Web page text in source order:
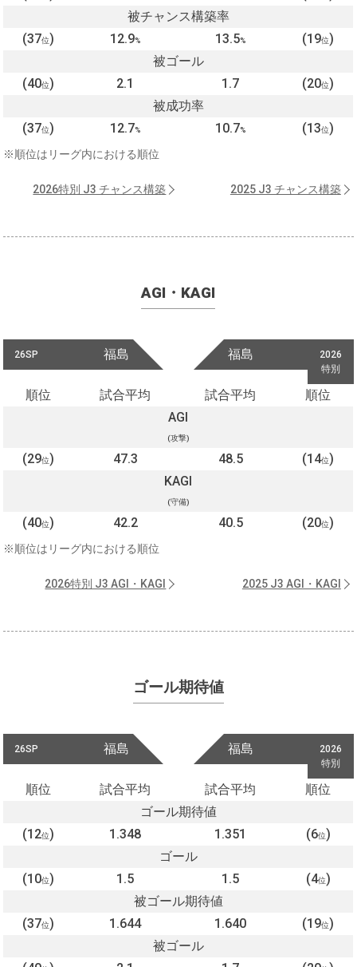
被チャンス構築率
(37位) 12.9% 13.5% (19位)
被ゴール
(40位) 2.1 1.7 (20位)
被成功率
(37位) 12.7% 10.7% (13位)
※順位はリーグ内における順位
2026特別 J3 チャンス構築 2025 J3 チャンス構築
AGI・KAGI
26SP 福島
2026
特別
福島
順位 試合平均 試合平均
順位
AGI
(攻撃)
(29位) 47.3 48.5 (14位)
KAGI
(守備)
(40位) 42.2 40.5 (20位)
※順位はリーグ内における順位
2026特別 J3 AGI・KAGI 2025 J3 AGI・KAGI
ゴール期待値
26SP 福島
2026
特別
福島
順位 試合平均 試合平均
順位
ゴール期待値
(12位) 1.348 1.351 (6位)
ゴール
(10位) 1.5 1.5 (4位)
被ゴール期待値
(37位) 1.644 1.640 (19位)
被ゴール